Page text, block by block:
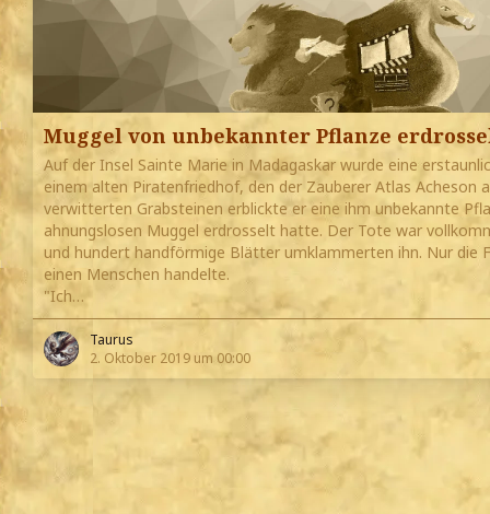
Muggel von unbekannter Pflanze
Auf der Insel Sainte Marie in Madagaskar wurde eine
einem alten Piratenfriedhof, den der Zauberer Atlas Acheson
verwitterten Grabsteinen erblickte er eine ihm unbekannte
ahnungslosen Muggel erdrosselt hatte. Der Tote war
und hundert handförmige Blätter umklammerten ihn. Nur die
einen Menschen handelte.
"Ich…
Taurus
2. Oktober 2019 um 00:00